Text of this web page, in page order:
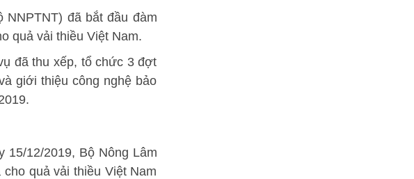
đã bắt đầu đàm
quả vải thiều Việt Nam.
đã thu xếp, tổ chức 3 đợt
giới thiệu công nghệ bảo
15/12/2019, Bộ Nông Lâm
quả vải thiều Việt Nam